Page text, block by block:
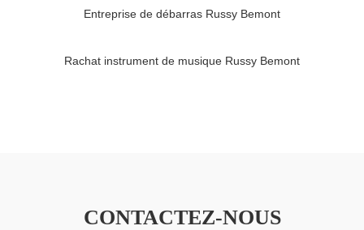
Entreprise de débarras Russy Bemont
Rachat instrument de musique Russy Bemont
CONTACTEZ-NOUS